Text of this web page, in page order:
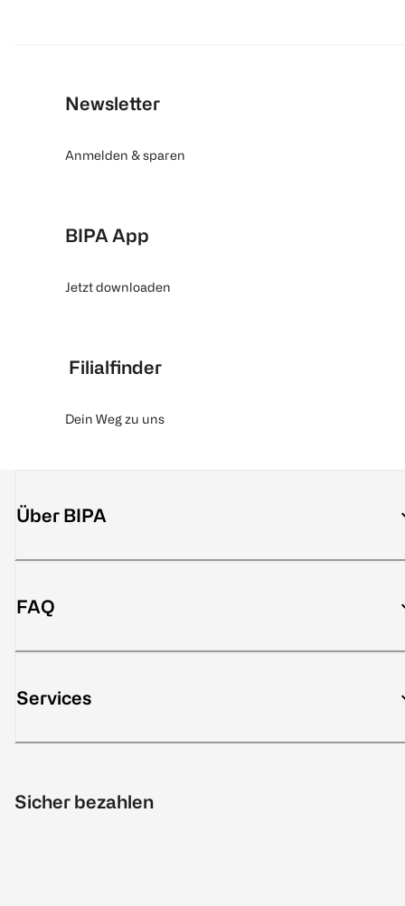
Newsletter
Anmelden & sparen
BIPA App
Jetzt downloaden
Filialfinder
Dein Weg zu uns
Über BIPA
FAQ
Services
Sicher bezahlen